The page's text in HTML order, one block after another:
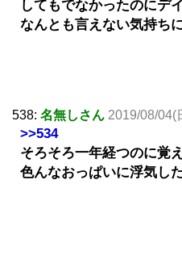
してもでなかったのにデ
なんとも言えない気持ち
538: 名無しさん 2019/08/04(
>>534
そろそろ一年経つのに覚
色んなおっぱいに浮気し